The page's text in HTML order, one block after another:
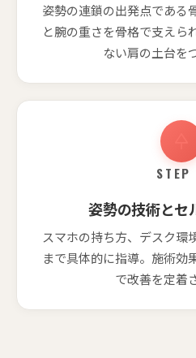
姿勢の連鎖の出発点である
と腕の重さを骨格で支えら
ない肩の土台を
STEP
姿勢の技術とセ
スマホの持ち方、デスク環
まで具体的に指導。施術効
で改善を定着